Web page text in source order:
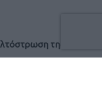
της οδού